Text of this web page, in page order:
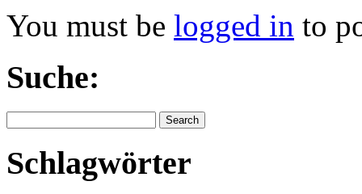
You must be logged in to
Suche:
Schlagwörter